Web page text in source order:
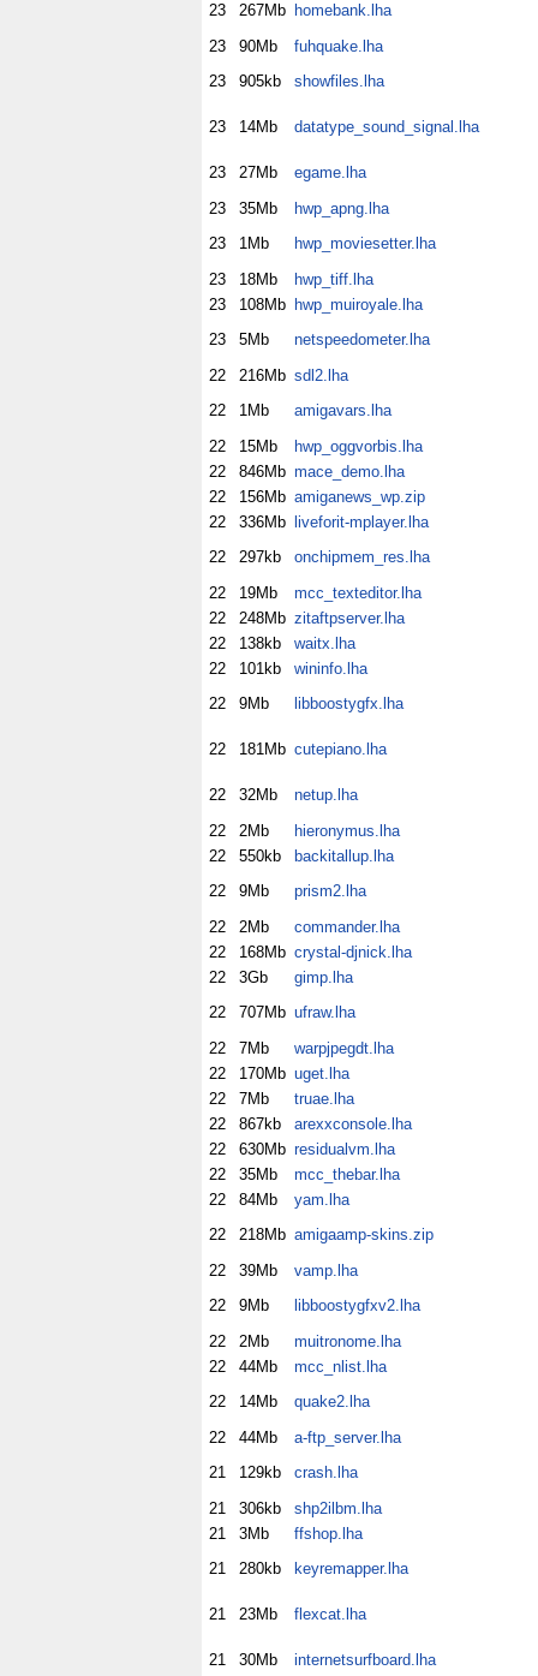
23 267Mb homebank.lha
23
90Mb
fuhquake.lha
23
905kb showfiles.lha
23 14Mb datatype_sound_signal.lha
23 27Mb
egame.lha
23
35Mb
hwp_apng.lha
23
1Mb
hwp_moviesetter.lha
23
18Mb
hwp_tiff.lha
23
108Mb hwp_muiroyale.lha
23
5Mb
netspeedometer.lha
22
216Mb sdl2.lha
22
1Mb
amigavars.lha
22
15Mb
hwp_oggvorbis.lha
22
846Mb mace_demo.lha
22
156Mb amiganews_wp.zip
22
336Mb
liveforit-mplayer.lha
22
297kb
onchipmem_res.lha
22
19Mb
mcc_texteditor.lha
22
248Mb zitaftpserver.lha
22
138kb
waitx.lha
22
101kb
wininfo.lha
22
9Mb libboostygfx.lha
22 181Mb cutepiano.lha
22 32Mb
netup.lha
22
2Mb
hieronymus.lha
22
550kb
backitallup.lha
22
9Mb
prism2.lha
22
2Mb
commander.lha
22
168Mb crystal-djnick.lha
22
3Gb
gimp.lha
22
707Mb ufraw.lha
22
7Mb
warpjpegdt.lha
22
170Mb uget.lha
22
7Mb
truae.lha
22
867kb
arexxconsole.lha
22
630Mb residualvm.lha
22
35Mb
mcc_thebar.lha
22
84Mb
yam.lha
22
218Mb amigaamp-skins.zip
22
39Mb
vamp.lha
22
9Mb
libboostygfxv2.lha
22
2Mb
muitronome.lha
22
44Mb
mcc_nlist.lha
22
14Mb
quake2.lha
22
44Mb
a-ftp_server.lha
21
129kb
crash.lha
21
306kb
shp2ilbm.lha
21
3Mb
ffshop.lha
21
280kb keyremapper.lha
21 23Mb flexcat.lha
21 30Mb internetsurfboard.lha